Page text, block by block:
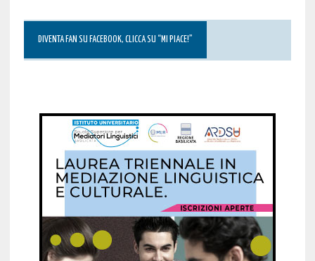
DIVENTA FAN SU FACEBOOK, CLICCA SU “MI PIACE!”